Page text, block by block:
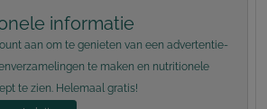
informatie
aan om te genieten van een advertentie-
te maken en nutritionele
te zien. Helemaal gratis!